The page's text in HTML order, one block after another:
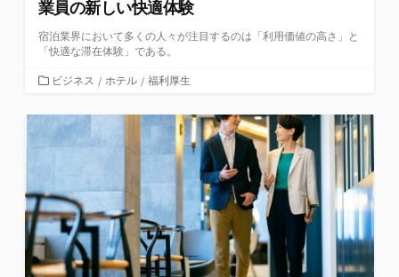
業員の新しい快適体験
宿泊業界において多くの人々が注目するのは「利用価値の高さ」と
「快適な滞在体験」である。
カ
ゴ
リ
ー
ビジネス / ホテル / 福利厚生